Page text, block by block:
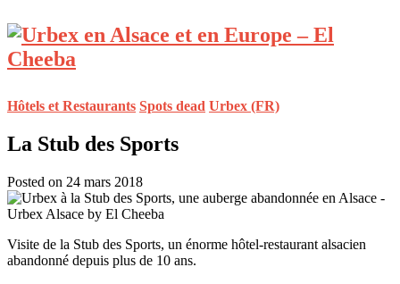
Hôtels et Restaurants Spots dead Urbex (FR)
La Stub des Sports
Posted on 24 mars 2018
Visite de la Stub des Sports, un énorme hôtel-restaurant alsacien
abandonné depuis plus de 10 ans.